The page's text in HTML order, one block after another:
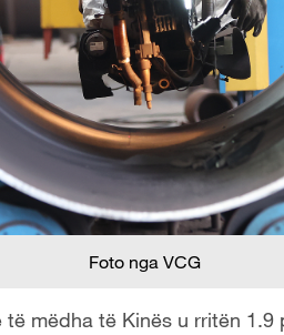
Foto nga VCG
mëdha të Kinës u rritën